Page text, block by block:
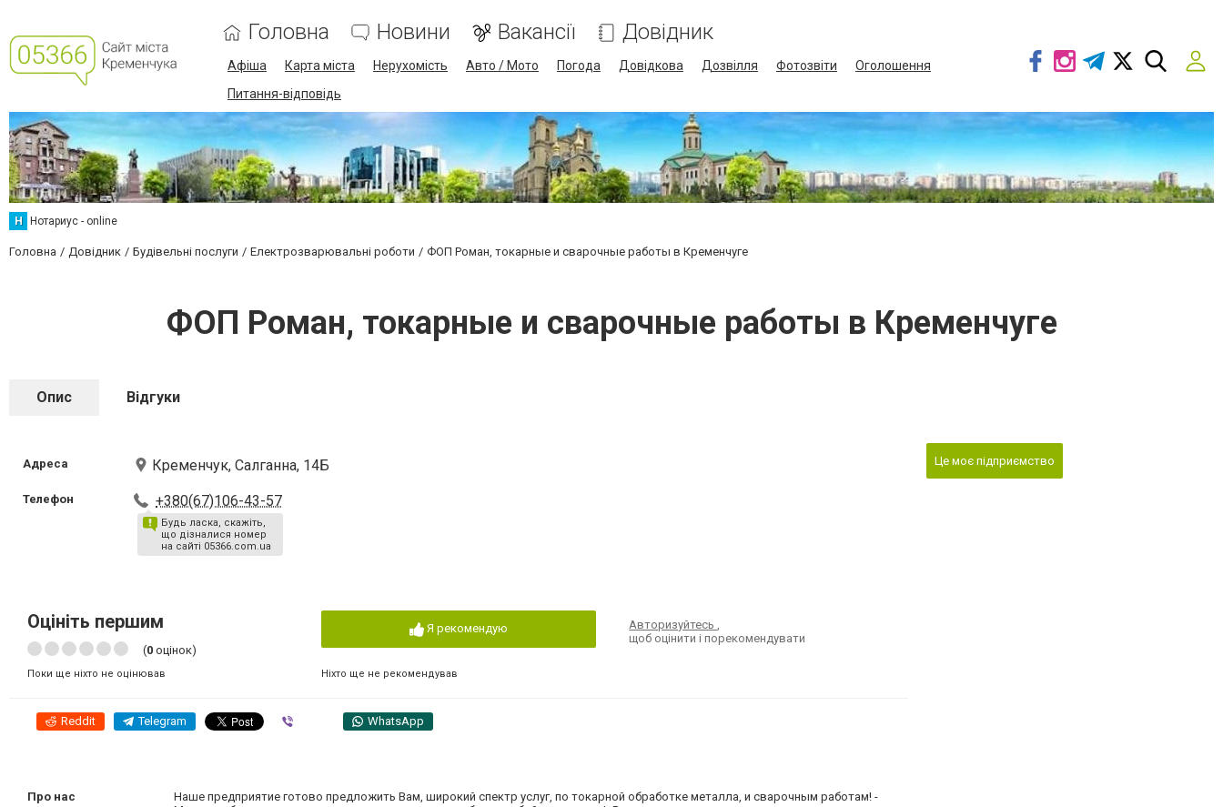
Головна Новини Вакансії Довідник
Афіша Карта міста Нерухомість Авто / Мото Погода Довідкова Дозвілля Фотозвіти
Оголошення
Питання-відповідь
Н Нотариус - online
Головна Довідник Будівельні послуги Електрозварювальні роботи ФОП Роман, токарные и сварочные работы в Кременчуге
ФОП Роман, токарные и сварочные работы в Кременчуге
Опис Відгуки
Адреса Кременчук, Салганна, 14Б
Телефон +380(67)106-43-57
Будь ласка, скажіть,
що дізналися номер
на сайті 05366.com.ua
Оцініть першим
(0 оцінок)
Поки ще ніхто не оцінював
Я рекомендую
Ніхто ще не рекомендував
Авторизуйтесь,
щоб оцінити і порекомендувати
Reddit Telegram WhatsApp
Про нас
Наше предприятие готово предложить Вам, широкий спектр услуг, по токарной обработке металла, и сварочным работам! -
Це моє підприємство